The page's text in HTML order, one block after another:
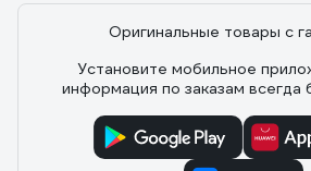
27 отзывов
Отзыв о Стеклоомыватель Sintec
АРКТИКА -25°С, 4 л 614508
Оригинальные товары с
Установите мобильное
информация по заказам всегда